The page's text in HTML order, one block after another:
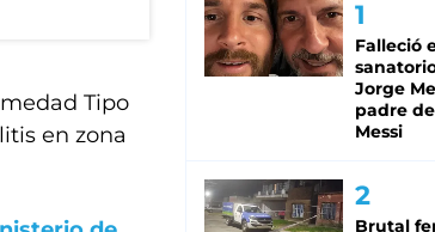
Tipo
en zona
Falleció
Jorge
padre
Messi
Brutal